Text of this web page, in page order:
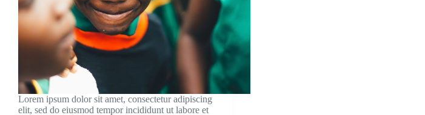
Lorem ipsum dolor sit amet, consectetur adipiscing
elit, sed do eiusmod tempor incididunt ut labore et